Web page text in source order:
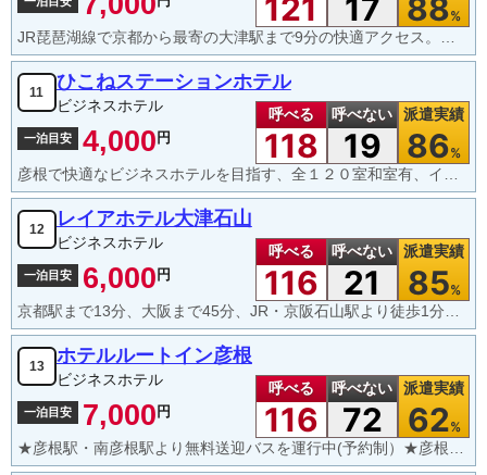
121 17 88%
JR琵琶湖線で京都から最寄の大津駅まで9分の快適アクセス。大津駅南口改札直結。ゆったりとした客室とホテルレストランの朝食バイキングが自慢です。
11 ひこねステーションホテル
ビジネスホテル
一泊目安 4,000円
呼べる
118
呼べない
19
派遣実績
86%
彦根で快適なビジネスホテルを目指す、全１２０室和室有、インターネット接続ＯＫ（無線LAN）
12 レイアホテル大津石山
ビジネスホテル
一泊目安 6,000円
呼べる
116
呼べない
21
派遣実績
85%
京都駅まで13分、大阪まで45分、JR・京阪石山駅より徒歩1分、国道沿いでどこに行くにも便利。
13 ホテルルートイン彦根
ビジネスホテル
一泊目安 7,000円
呼べる
116
呼べない
72
派遣実績
62%
★彦根駅・南彦根駅より無料送迎バスを運行中(予約制）★彦根ＩＣ近く★全室LAN接続無料。大浴場有り。